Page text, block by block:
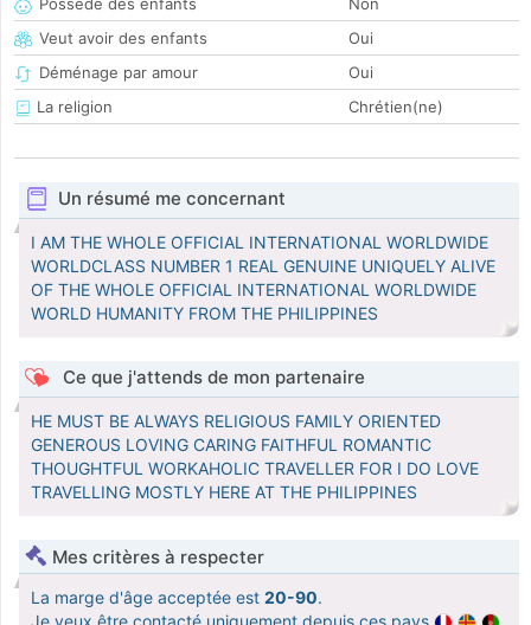
Veut avoir des enfants
Oui
Déménage par amour
Oui
La religion
Chrétien(ne)
Un résumé me concernant
I AM THE WHOLE OFFICIAL INTERNATIONAL WORLDWIDE
WORLDCLASS NUMBER 1 REAL GENUINE UNIQUELY ALIVE
OF THE WHOLE OFFICIAL INTERNATIONAL WORLDWIDE
WORLD HUMANITY FROM THE PHILIPPINES
Ce que j'attends de mon partenaire
HE MUST BE ALWAYS RELIGIOUS FAMILY ORIENTED
GENEROUS LOVING CARING FAITHFUL ROMANTIC
THOUGHTFUL WORKAHOLIC TRAVELLER FOR I DO LOVE
TRAVELLING MOSTLY HERE AT THE PHILIPPINES
Mes critères à respecter
La marge d'âge acceptée est 20-90.